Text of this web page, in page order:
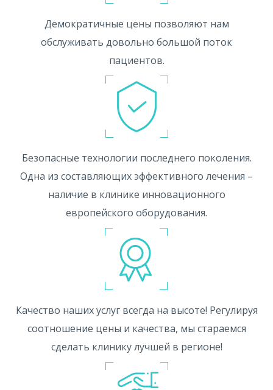
Демократичные цены позволяют нам
обслуживать довольно большой поток
пациентов.
Безопасные технологии последнего поколения.
Одна из составляющих эффективного лечения –
наличие в клинике инновационного
европейского оборудования.
Качество наших услуг всегда на высоте! Регулируя
соотношение цены и качества, мы стараемся
сделать клинику лучшей в регионе!